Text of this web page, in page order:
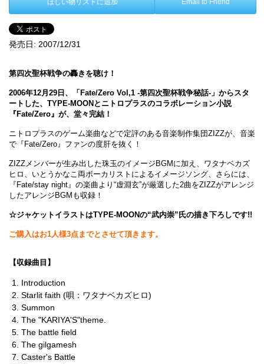
ほしい物リストに追加 Email to Friend
発売日: 2007/12/31
第四次聖杯戦争の轟きを聴け！
2006年12月29日、「Fate/Zero Vol,1 -第四次聖杯戦争秘話-」からスタ
ートした、TYPE-MOONとニトロプラスのコラボレーション小説
『Fate/Zero』が、堂々完結！
ニトロプラスのゲーム楽曲などで定評のある音楽制作集団ZIZZが、音楽
で『Fate/Zero』ファンの度肝を抜く！
ZIZZメンバーが生み出した珠玉のイメージBGMに加え、ワタナベカズ
ヒロ、いとうかなこ両ボーカリストによるイメージソング、さらには、
『Fate/stay night』の楽曲より“虚淵玄”が厳選した2曲をZIZZがアレンジ
したアレンジBGMも収録！
☆ジャケットイラストはTYPE-MOONの“武内崇”氏の描き下ろしです!!
ご購入はお1人様3点までとさせて頂きます。
【収録曲目】
Introduction
Starlit faith (唄：ワタナベカズヒロ)
Summon
The "KARIYA'S"theme.
The battle field
The gilgamesh
Caster's Battle